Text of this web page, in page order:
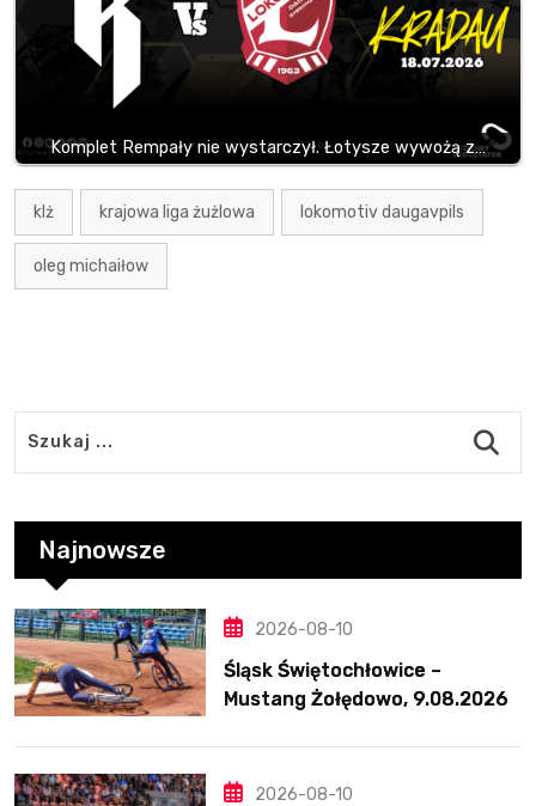
Komplet Rempały nie wystarczył. Łotysze wywożą z…
klż krajowa liga żużlowa lokomotiv daugavpils
oleg michaiłow
Najnowsze
2026-08-10
Śląsk Świętochłowice –
Mustang Żołędowo, 9.08.2026
2026-08-10